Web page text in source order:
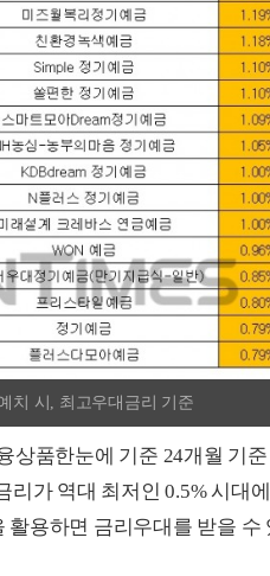
치 시, 최고우대금리 기준
상품한눈에 기준 24개월 기
리가 역대 최저인 0.5% 시대
용하면 금리우대를 받을 수